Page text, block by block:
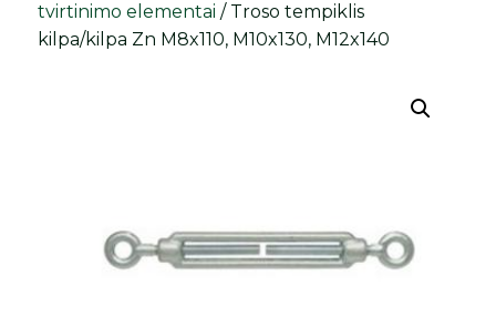
tvirtinimo elementai / Troso tempiklis
kilpa/kilpa Zn M8x110, M10x130, M12x140